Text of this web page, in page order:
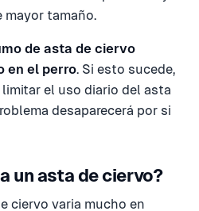
mayor tamaño.
de asta de ciervo
en el perro. Si esto sucede,
el uso diario del asta
desaparecerá por si
un asta de ciervo?
ciervo varia mucho en